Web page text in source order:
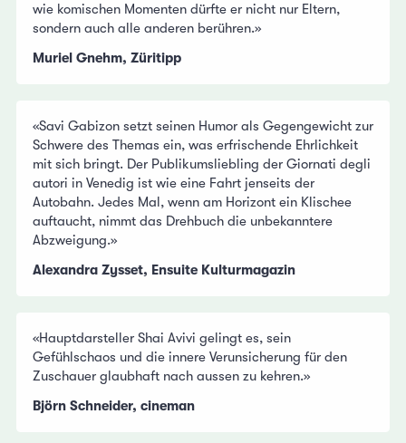
wie komischen Momenten dürfte er nicht nur Eltern,
sondern auch alle anderen berühren.»
Muriel Gnehm, Züritipp
«Savi Gabizon setzt seinen Humor als Gegengewicht zur
Schwere des Themas ein, was erfrischende Ehrlichkeit
mit sich bringt. Der Publikumsliebling der Giornati degli
autori in Venedig ist wie eine Fahrt jenseits der
Autobahn. Jedes Mal, wenn am Horizont ein Klischee
auftaucht, nimmt das Drehbuch die unbekanntere
Abzweigung.»
Alexandra Zysset, Ensuite Kulturmagazin
«Hauptdarsteller Shai Avivi gelingt es, sein
Gefühlschaos und die innere Verunsicherung für den
Zuschauer glaubhaft nach aussen zu kehren.»
Björn Schneider, cineman